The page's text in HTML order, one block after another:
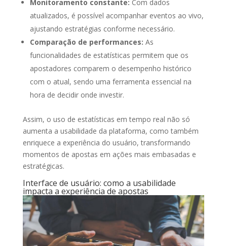
Monitoramento constante: Com dados
atualizados, é possível acompanhar eventos ao vivo,
ajustando estratégias conforme necessário.
Comparação de performances: As
funcionalidades de estatísticas permitem que os
apostadores comparem o desempenho histórico
com o atual, sendo uma ferramenta essencial na
hora de decidir onde investir.
Assim, o uso de estatísticas em tempo real não só
aumenta a usabilidade da plataforma, como também
enriquece a experiência do usuário, transformando
momentos de apostas em ações mais embasadas e
estratégicas.
Interface de usuário: como a usabilidade
impacta a experiência de apostas